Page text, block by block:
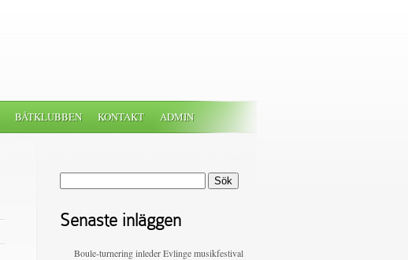
BÅTKLUBBEN KONTAKT ADMIN
Senaste inläggen
Boule-turnering inleder Evlinge musikfestival